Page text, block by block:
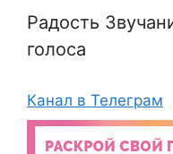
Радость
голоса
Канал в Телеграм